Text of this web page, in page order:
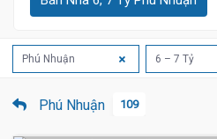
Phú Nhuận 6 – 7 Tỷ
Phú Nhuận 109